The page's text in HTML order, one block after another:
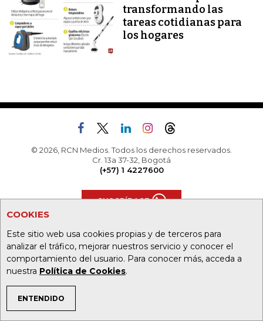
COOKIES
Este sitio web usa cookies propias y de terceros para
analizar el tráfico, mejorar nuestros servicio y conocer el
comportamiento del usuario. Para conocer más, acceda a
nuestra Política de Cookies.
ENTENDIDO
TEMAS DE INTERÉS
transformando las
tareas cotidianas para
los hogares
© 2026, RCN Medios. Todos los derechos reservados.
Cr. 13a 37-32, Bogotá
(+57) 1 4227600
SUSCRÍBASE
TODAS LAS SECCIONES
Agronegocios
Análisis